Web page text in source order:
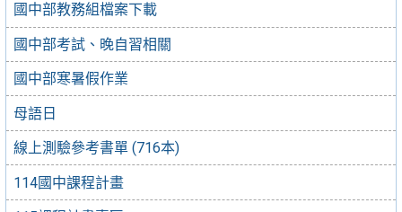
國中部教務組檔案下載
國中部考試、晚自習相關
國中部寒暑假作業
母語日
線上測驗參考書單 (716本)
114國中課程計畫